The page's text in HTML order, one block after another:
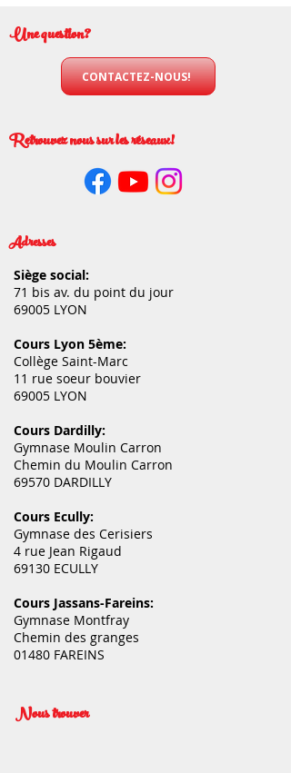
Une question?
Retrouvez nous sur les réseaux!
Adresses
Siège social:
71 bis av. du point du jour
69005 LYON
Cours Lyon 5ème:
Collège Saint-Marc
11 rue soeur bouvier
69005 LYON
Cours Dardilly:
Gymnase Moulin Carron
Chemin du Moulin Carron
69570 DARDILLY
Cours Ecully:
Gymnase des Cerisiers
4 rue Jean Rigaud
69130 ECULLY
Cours Jassans-Fareins:
Gymnase Montfray